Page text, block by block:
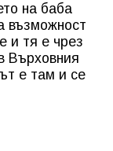
на баба
възможност
и тя е чрез
Върховния
е там и се